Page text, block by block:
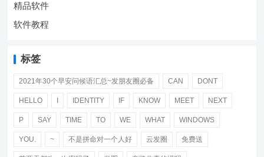
精品软件
软件教程
标签
2021年30个早安问候语汇总~发朋友圈必备 CAN DONT
HELLO IDENTITY IF KNOW MEET NEXT
P SAY TIME TO WE WHAT WINDOWS
YOU. ~ 不是拼命对一个人好 云发圈 免费送